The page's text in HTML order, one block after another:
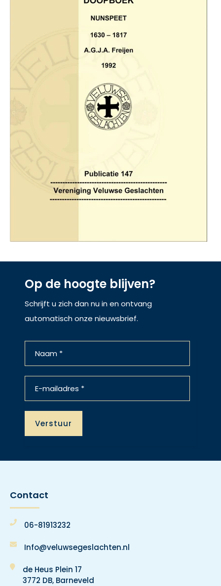
Op de hoogte blijven?
Schrijft u zich dan nu in en ontvang
automatisch onze nieuwsbrief.
Contact
06-81913232
Info@veluwsegeslachten.nl
de Heus Plein 17
3772 DB, Barneveld